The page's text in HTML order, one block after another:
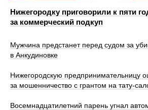
Нижегородку приговорили к пяти
за коммерческий подкуп
Мужчина предстанет перед судом за
в Анкудиновке
Нижегородскую предпринимательницу
за мошенничество с грантом на тату-
Восемнадцатилетний парень угнал